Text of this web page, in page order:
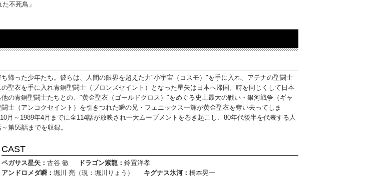
不死鳥」
帰った少年たち。彼らは、人間の限界を超えた力"小宇宙（コスモ）"を手に入れ、アテナの聖闘士
聖衣を手に入れ青銅聖闘士（ブロンズセイント）となった星矢は日本へ帰国。時を同じくして日本
の青銅聖闘士たちとの、"黄金聖衣（ゴールドクロス）"をめぐる史上最大の戦い・銀河戦争（ギャ
士（アンコクセイント）を引きつれた瞬の兄・フェニックス一輝が黄金聖衣を奪い去ってしま
～1989年4月までに全114話が放映され一大ムーブメントを巻き起こし、80年代後半を代表する人
第55話までを収録。
CAST
ペガサス星矢： 古谷 徹 ドラゴン紫龍： 鈴置洋孝
アンドロメダ瞬： 堀川 亮（現：堀川りょう） キグナス氷河： 橋本晃一